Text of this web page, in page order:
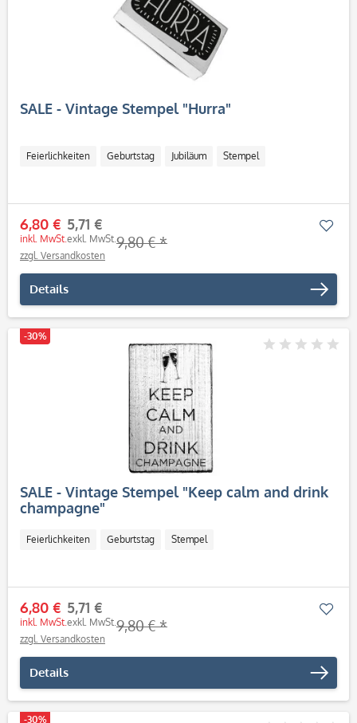
SALE - Vintage Stempel "Hurra"
Feierlichkeiten Geburtstag Jubiläum Stempel
6,80 €
inkl. MwSt.
5,71 €
exkl. MwSt.9,80 € *
zzgl. Versandkosten
Details
-30%
SALE - Vintage Stempel "Keep calm and drink
champagne"
Feierlichkeiten Geburtstag Stempel
6,80 €
inkl. MwSt.
5,71 €
exkl. MwSt.9,80 € *
zzgl. Versandkosten
Details
-30%